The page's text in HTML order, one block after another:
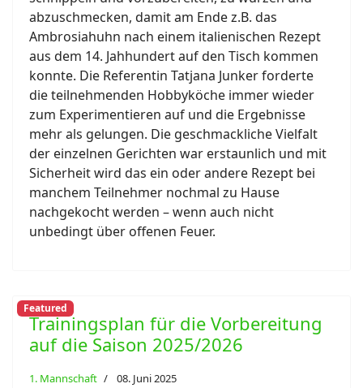
abzuschmecken, damit am Ende z.B. das
Ambrosiahuhn nach einem italienischen Rezept
aus dem 14. Jahhundert auf den Tisch kommen
konnte. Die Referentin Tatjana Junker forderte
die teilnehmenden Hobbyköche immer wieder
zum Experimentieren auf und die Ergebnisse
mehr als gelungen. Die geschmackliche Vielfalt
der einzelnen Gerichten war erstaunlich und mit
Sicherheit wird das ein oder andere Rezept bei
manchem Teilnehmer nochmal zu Hause
nachgekocht werden – wenn auch nicht
unbedingt über offenen Feuer.
Featured
Trainingsplan für die Vorbereitung
auf die Saison 2025/2026
1. Mannschaft 08. Juni 2025